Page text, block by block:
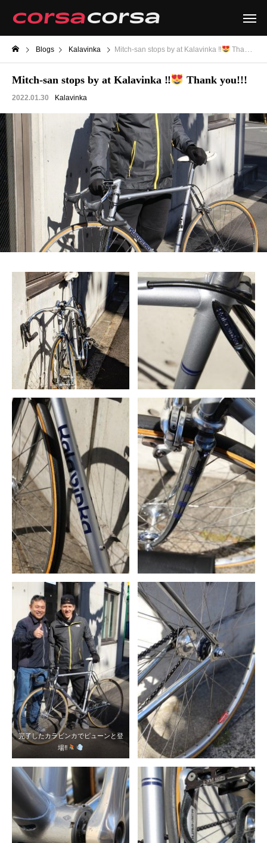
Blogs Kalavinka Mitch-san stops by at Kalavinka ‼ Thank you!!!
Mitch-san stops by at Kalavinka ‼ Thank you!!!
2022.01.30 Kalavinka
完了したカラビンカでピューンと登
場‼